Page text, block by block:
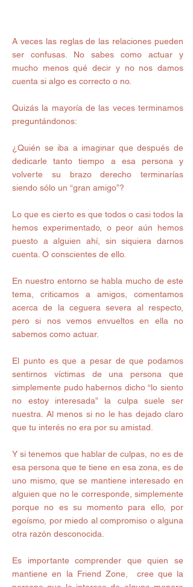
A veces las reglas de las relaciones pueden
ser confusas. No sabes como actuar y
mucho menos qué decir y no nos damos
cuenta si algo es correcto o no.
Quizás la mayoría de las veces terminamos
preguntándonos:
¿Quién se iba a imaginar que después de
dedicarle tanto tiempo a esa persona y
volverte su brazo derecho terminarías
siendo sólo un “gran amigo”?
Lo que es cierto es que todos o casi todos la
hemos experimentado, o peor aún hemos
puesto a alguien ahí, sin siquiera darnos
cuenta. O conscientes de ello.
En nuestro entorno se habla mucho de este
tema, criticamos a amigos, comentamos
acerca de la ceguera severa al respecto,
pero si nos vemos envueltos en ella no
sabemos como actuar.
El punto es que a pesar de que podamos
sentirnos víctimas de una persona que
simplemente pudo habernos dicho “lo siento
no estoy interesada” la culpa suele ser
nuestra. Al menos si no le has dejado claro
que tu interés no era por su amistad.
Y si tenemos que hablar de culpas, no es de
esa persona que te tiene en esa zona, es de
uno mismo, que se mantiene interesado en
alguien que no le corresponde, simplemente
porque no es su momento para ello, por
egoísmo, por miedo al compromiso o alguna
otra razón desconocida.
Es importante comprender que quien se
mantiene en la Friend Zone,  cree que la